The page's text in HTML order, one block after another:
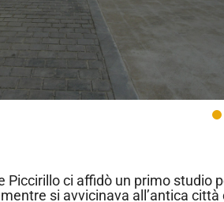
Piccirillo ci affidò un primo studio
si avvicinava all’antica